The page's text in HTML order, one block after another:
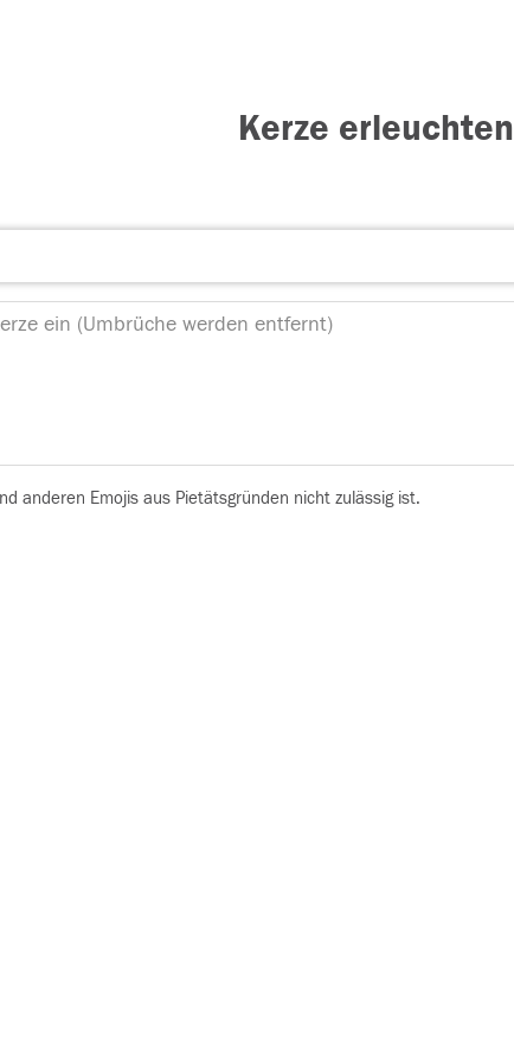
Kerze erleuchten
anderen Emojis aus Pietätsgründen nicht zulässig ist.